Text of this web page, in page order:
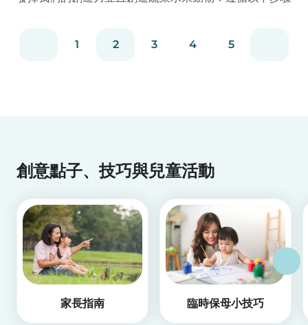
些健康的點心中得到許多樂趣！
1 2 3 4 5
創意點子、技巧與兒童活動
家長指南 臨時保母小技巧